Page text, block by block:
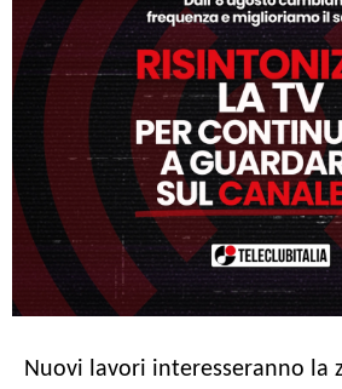
Nuovi lavori interesseranno la